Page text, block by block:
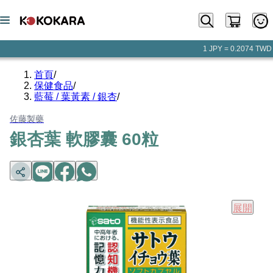
1 JPY = 0.2074 TWD
首頁/
保健食品/
藍莓 / 葉黃素 / 銀杏/
佐藤製藥
銀杏葉 軟膠囊 60粒
展開